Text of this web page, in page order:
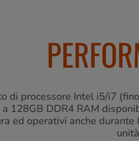
di processore Intel i5/i7
128GB DDR4 RAM
ed operativi anche